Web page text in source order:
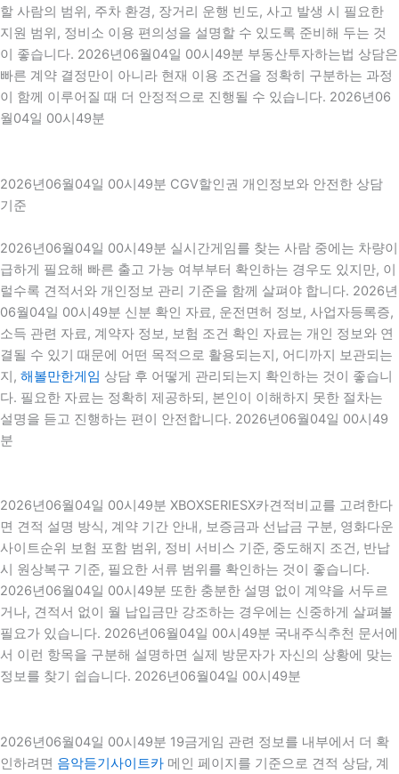
할 사람의 범위, 주차 환경, 장거리 운행 빈도, 사고 발생 시 필요한
지원 범위, 정비소 이용 편의성을 설명할 수 있도록 준비해 두는 것
이 좋습니다. 2026년06월04일 00시49분 부동산투자하는법 상담은
빠른 계약 결정만이 아니라 현재 이용 조건을 정확히 구분하는 과정
이 함께 이루어질 때 더 안정적으로 진행될 수 있습니다. 2026년06
월04일 00시49분
2026년06월04일 00시49분 CGV할인권 개인정보와 안전한 상담
기준
2026년06월04일 00시49분 실시간게임를 찾는 사람 중에는 차량이
급하게 필요해 빠른 출고 가능 여부부터 확인하는 경우도 있지만, 이
럴수록 견적서와 개인정보 관리 기준을 함께 살펴야 합니다. 2026년
06월04일 00시49분 신분 확인 자료, 운전면허 정보, 사업자등록증,
소득 관련 자료, 계약자 정보, 보험 조건 확인 자료는 개인 정보와 연
결될 수 있기 때문에 어떤 목적으로 활용되는지, 어디까지 보관되는
지, 해볼만한게임 상담 후 어떻게 관리되는지 확인하는 것이 좋습니
다. 필요한 자료는 정확히 제공하되, 본인이 이해하지 못한 절차는
설명을 듣고 진행하는 편이 안전합니다. 2026년06월04일 00시49
분
2026년06월04일 00시49분 XBOXSERIESX카견적비교를 고려한다
면 견적 설명 방식, 계약 기간 안내, 보증금과 선납금 구분, 영화다운
사이트순위 보험 포함 범위, 정비 서비스 기준, 중도해지 조건, 반납
시 원상복구 기준, 필요한 서류 범위를 확인하는 것이 좋습니다.
2026년06월04일 00시49분 또한 충분한 설명 없이 계약을 서두르
거나, 견적서 없이 월 납입금만 강조하는 경우에는 신중하게 살펴볼
필요가 있습니다. 2026년06월04일 00시49분 국내주식추천 문서에
서 이런 항목을 구분해 설명하면 실제 방문자가 자신의 상황에 맞는
정보를 찾기 쉽습니다. 2026년06월04일 00시49분
2026년06월04일 00시49분 19금게임 관련 정보를 내부에서 더 확
인하려면 음악듣기사이트카 메인 페이지를 기준으로 견적 상담, 계